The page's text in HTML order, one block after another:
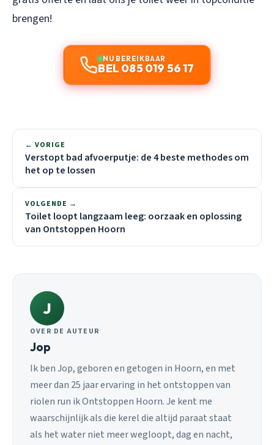
brengen!
NU BEREIKBAAR
BEL 085 019 56 17
← VORIGE
Verstopt bad afvoerputje: de 4 beste methodes om
het op te lossen
VOLGENDE →
Toilet loopt langzaam leeg: oorzaak en oplossing
van Ontstoppen Hoorn
J
OVER DE AUTEUR
Jop
Ik ben Jop, geboren en getogen in Hoorn, en met
meer dan 25 jaar ervaring in het ontstoppen van
riolen run ik Ontstoppen Hoorn. Je kent me
waarschijnlijk als die kerel die altijd paraat staat
als het water niet meer wegloopt, dag en nacht,